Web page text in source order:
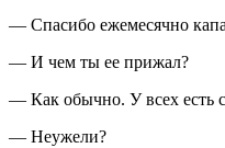
— Спасибо ежемесячно
— И чем ты ее прижал?
— Как обычно. У всех есть
— Неужели?